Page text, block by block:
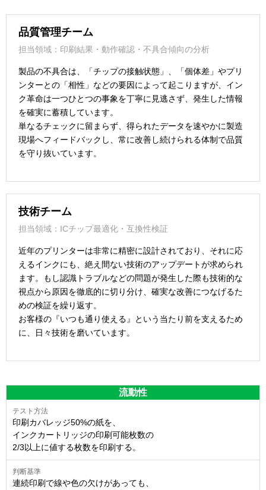
品質管理チーム
担当領域：印刷結果・動作確認・不具合傾向の分析
製品の不具合は、「チップの接触状態」、「個体差」やプリ
ンターとの「相性」などの要因によって起こりますが、イン
ク革命は一つひとつの事象を丁寧に見逃さず、発生した情報
を確実に蓄積しています。
単なるチェックに留まらず、得られたデータを速やかに製造
現場へフィードバックし、常に改善し続けられる体制で品質
を守り抜いています。
技術チーム
担当領域：ICチップ最適化・互換性検証
近年のプリンターは非常に精密に設計されており、それに応
えるインクにも、絶え間ない技術のアップデートが求められ
ます。もし認識トラブルなどの問題が発生した際も技術的な
視点から原因を徹底的に切り分け、確実な改善につなげるた
めの検証を繰り返す。
お客様の『いつも通り使える』という当たり前を支えるため
に、日々技術を磨いています。
流動性
印刷カバレッジ50%の紙を、
インクカートリッジの印刷可能枚数の
2/3以上に値する枚数を印刷する。
連続印刷で線や色の欠けがあっても、